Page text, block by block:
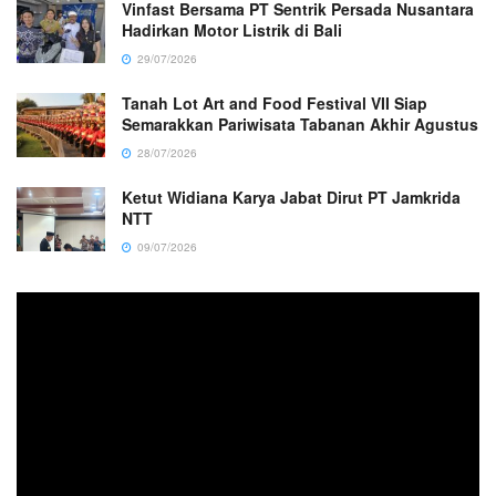
Vinfast Bersama PT Sentrik Persada Nusantara
Hadirkan Motor Listrik di Bali
29/07/2026
Tanah Lot Art and Food Festival VII Siap
Semarakkan Pariwisata Tabanan Akhir Agustus
28/07/2026
Ketut Widiana Karya Jabat Dirut PT Jamkrida
NTT
09/07/2026